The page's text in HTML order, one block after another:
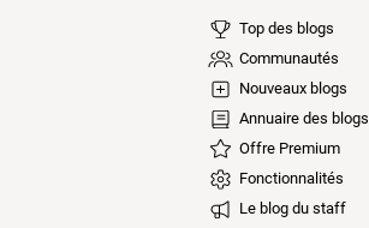
Top des blogs
Communautés
Nouveaux blogs
Annuaire des blogs
Offre Premium
Fonctionnalités
Le blog du staff